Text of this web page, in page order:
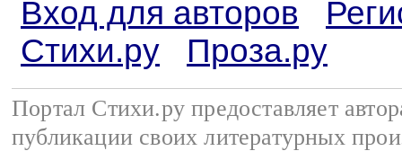
Вход для авторов
Стихи.ру
Проза.ру
Портал Стихи.ру предоставляет
публикации своих литературных